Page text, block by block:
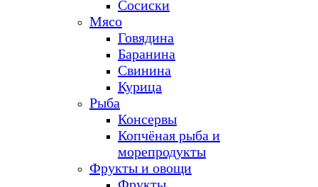
Сосиски
Мясо
Говядина
Баранина
Свинина
Курица
Рыба
Консервы
Копчёная рыба и
морепродукты
Фрукты и овощи